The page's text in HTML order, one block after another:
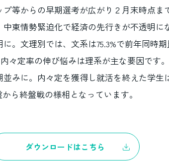
等からの早期選考が広がり２月末時点ま
東情勢緊迫化で経済の先行きが不透明に
。文理別では、文系は75.3%で前年同時
々定率の伸び悩みは理系が主な要因です
みに。内々定を獲得し就活を終えた学生
ら終盤戦の様相となっています。
ダウンロードはこちら